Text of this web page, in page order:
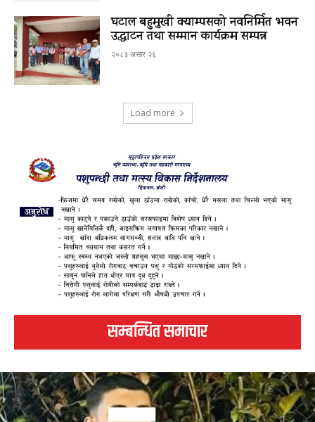
घटाल बहुमुखी क्याम्पसको नवनिर्मित भवन
उद्घाटन तथा सम्मान कार्यक्रम सम्पन्न
२०८३ असार २६
Load more
सम्बन्धित समाचार